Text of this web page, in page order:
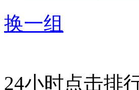
换一组
24小时点击排